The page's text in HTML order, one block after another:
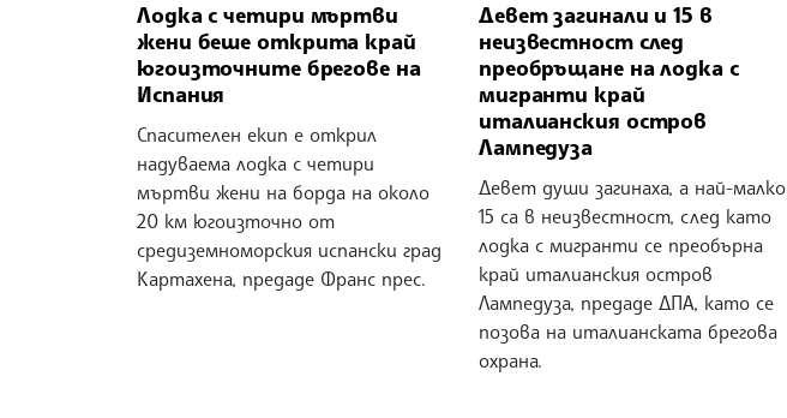
Лодка с четири мъртви
жени беше открита край
югоизточните брегове на
Испания
Спасителен екип е открил
надуваема лодка с четири
мъртви жени на борда на около
20 км югоизточно от
средиземноморския испански град
Картахена, предаде Франс прес.
Девет загинали и 15 в
неизвестност след
преобръщане на лодка с
мигранти край
италианския остров
Лампедуза
Девет души загинаха, а най-малко
15 са в неизвестност, след като
лодка с мигранти се преобърна
край италианския остров
Лампедуза, предаде ДПА, като се
позова на италианската брегова
охрана.